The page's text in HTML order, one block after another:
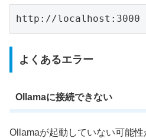
http://localhost:3000
よくあるエラー
Ollamaに接続できない
Ollamaが起動していない可能性